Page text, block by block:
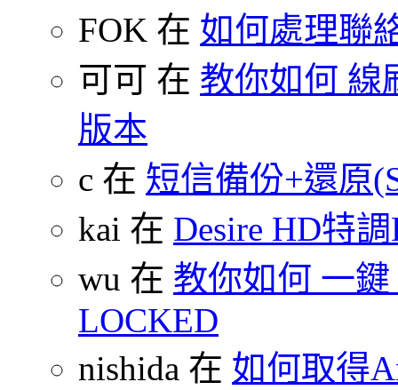
FOK 在 如何處理聯
可可 在 教你如何 線
版本
c 在 短信備份+還原
kai 在 Desire HD特
wu 在 教你如何 一
LOCKED
nishida 在 如何取得